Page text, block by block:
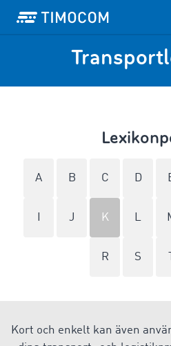
A B C D
J K L
R S
Kort och enkelt kan även